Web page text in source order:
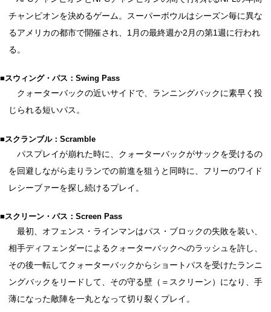
チャンピオンを決めるゲーム。スーパーボウルはシーズン毎に異な
るアメリカの都市で開催され、1月の最終週か2月の第1週に行われ
る。
■スウィング・パス：Swing Pass
クォーターバックの近いサイドで、ランニングバックに素早く投
じられる短いパス。
■スクランブル：Scramble
パスプレイが崩れた時に、クォーターバックがサックを受けるの
を回避しながら走りランでの前進を狙うと同時に、フリーのワイド
レシーブァーを探し続けるプレイ。
■スクリーン・パス：Screen Pass
最初、オフェンス・ラインマンはパス・ブロックの失敗を装い、
相手ディフェンダーによるクォーターバックへのラッシュを許し、
その後一転してクォーターバックからショートパスを受けたランニ
ングバックをリードして、その守る壁（＝スクリーン）になり、手
薄になった敵陣を一丸となって切り裂くプレイ。